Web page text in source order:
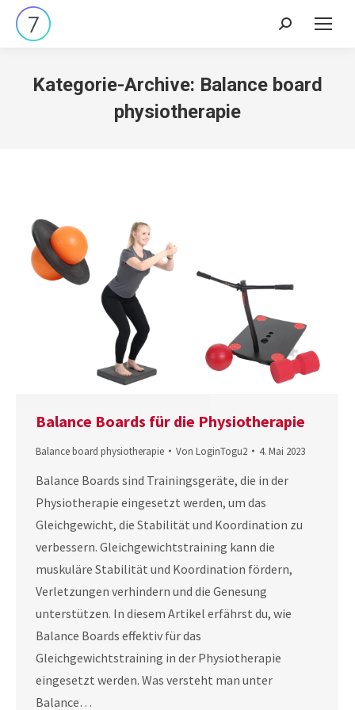
Search:
Kategorie-Archive: Balance board
physiotherapie
Balance Boards für die Physiotherapie
Balance board physiotherapie Von LoginTogu2 4. Mai 2023
Balance Boards sind Trainingsgeräte, die in der
Physiotherapie eingesetzt werden, um das
Gleichgewicht, die Stabilität und Koordination zu
verbessern. Gleichgewichtstraining kann die
muskuläre Stabilität und Koordination fördern,
Verletzungen verhindern und die Genesung
unterstützen. In diesem Artikel erfährst du, wie
Balance Boards effektiv für das
Gleichgewichtstraining in der Physiotherapie
eingesetzt werden. Was versteht man unter
Balance…